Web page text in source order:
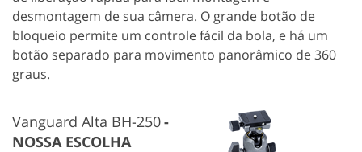
desmontagem de sua câmera. O grande botão de
bloqueio permite um controle fácil da bola, e há um
botão separado para movimento panorâmico de 360
graus.
Vanguard Alta BH-250
NOSSA ESCOLHA